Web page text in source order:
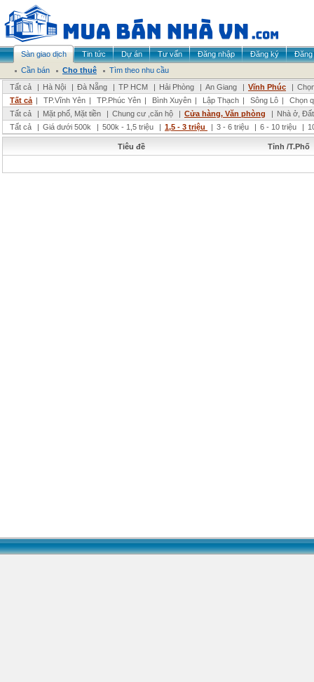
Sàn giao dịch Tin tức Dự án Tư vấn Đăng nhập Đăng ký
Đăng
Cần bán
Cho thuê
Tìm theo nhu cầu
Tất cả
| Hà Nội | Đà Nẵng | TP HCM | Hải Phòng | An Giang | Vĩnh Phúc |
Tất cả | TP.Vĩnh Yên | TP.Phúc Yên | Bình Xuyên | Lập Thạch | Sông Lô |
Chọn
Tất cả
| Mặt phố, Mặt tiền | Chung cư ,căn hộ | Cửa hàng, Văn phòng | Nhà ở,
Tất cả
| Giá dưới 500k | 500k - 1,5 triệu | 1,5 - 3 triệu | 3 - 6 triệu | 6 - 10 triệu |
Tiêu đề Tỉnh /T.Phố